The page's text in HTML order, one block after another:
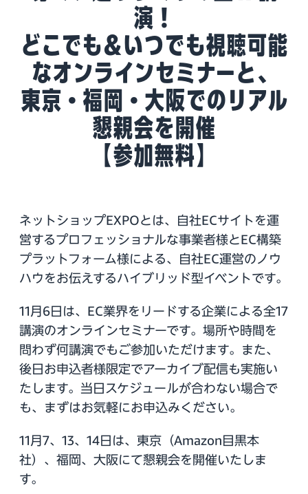
演！
どこでも＆いつでも視聴可能
なオンラインセミナーと、
東京・福岡・大阪でのリアル
懇親会を開催
【参加無料】
ネットショップEXPOとは、自社ECサイトを運
営するプロフェッショナルな事業者様とEC構築
プラットフォーム様による、自社EC運営のノウ
ハウをお伝えするハイブリッド型イベントです。
11月6日は、EC業界をリードする企業による全17
講演のオンラインセミナーです。場所や時間を
問わず何講演でもご参加いただけます。また、
後日お申込者様限定でアーカイブ配信も実施い
たします。当日スケジュールが合わない場合で
も、まずはお気軽にお申込みください。
11月7、13、14日は、東京（Amazon目黒本
社）、福岡、大阪にて懇親会を開催いたしま
す。